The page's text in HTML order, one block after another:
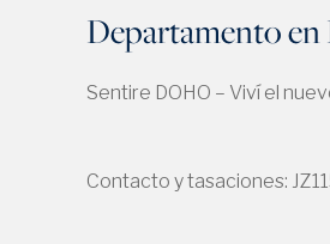
Departamento
Sentire DOHO – Viví el
Contacto y tasaciones: